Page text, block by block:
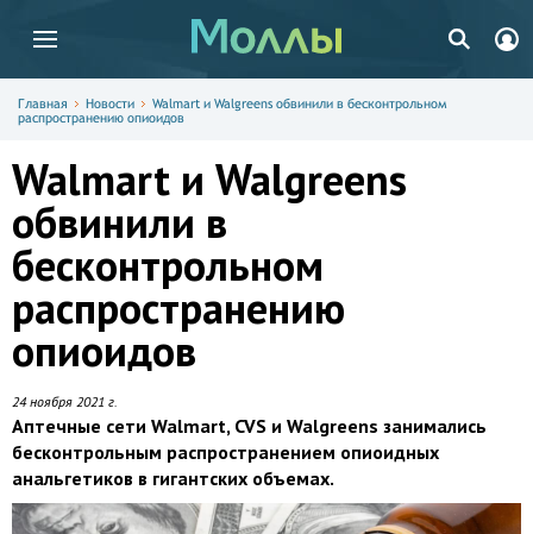
Главная Новости
Walmart и Walgreens обвинили в бесконтрольном
распространению опиоидов
Walmart и Walgreens
обвинили в
бесконтрольном
распространению
опиоидов
24 ноября 2021 г.
Аптечные сети Walmart, CVS и Walgreens занимались
бесконтрольным распространением опиоидных
анальгетиков в гигантских объемах.